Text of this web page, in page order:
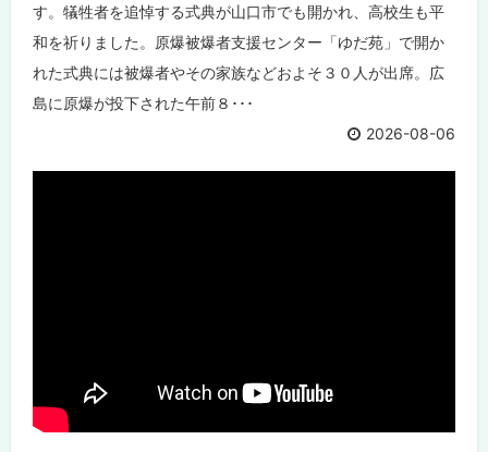
す。犠牲者を追悼する式典が山口市でも開かれ、高校生も平
和を祈りました。原爆被爆者支援センター「ゆだ苑」で開か
れた式典には被爆者やその家族などおよそ３０人が出席。広
島に原爆が投下された午前８･･･
2026-08-06